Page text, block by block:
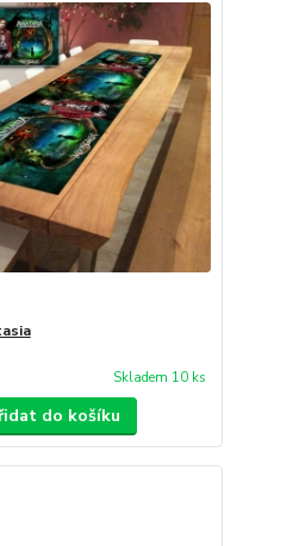
Skladem 10 ks
do košíku